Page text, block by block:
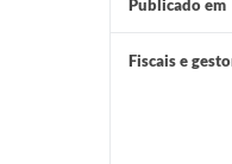
Publicado em
Fiscais e